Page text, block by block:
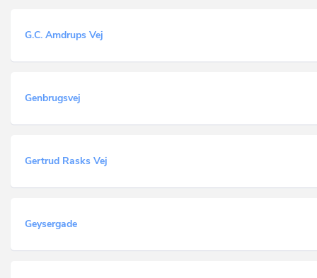
G.C. Amdrups Vej
Genbrugsvej
Gertrud Rasks Vej
Geysergade